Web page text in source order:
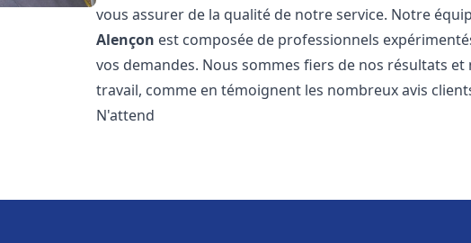
vous assurer de la qualité de notre service. Notre
Alençon est composée de professionnels
vos demandes. Nous sommes fiers de nos résultats
travail, comme en témoignent les nombreux avis
N'attend